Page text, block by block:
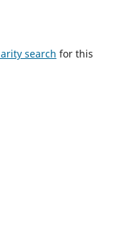
search for this